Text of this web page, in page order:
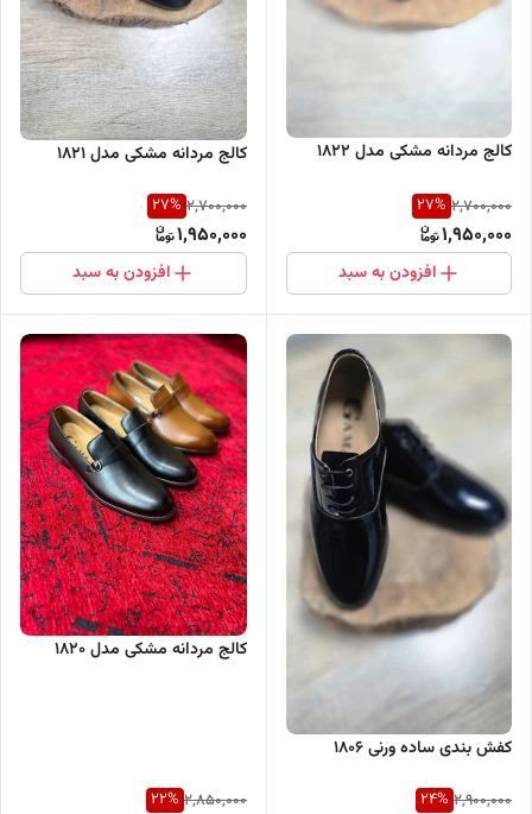
کالج مردانه مشکی مدل 1822
2,700,000
27%
1,950,000
افزودن به سبد
کالج مردانه مشکی مدل 1821
2,700,000
27%
1,950,000
افزودن به سبد
کفش بندی ساده ورنی 1806
2,900,000
24%
کالج مردانه مشکی مدل 1820
2,850,000
22%